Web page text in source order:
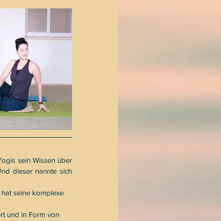
sein Wissen über
dieser nannte sich
seine komplexe
und in Form von